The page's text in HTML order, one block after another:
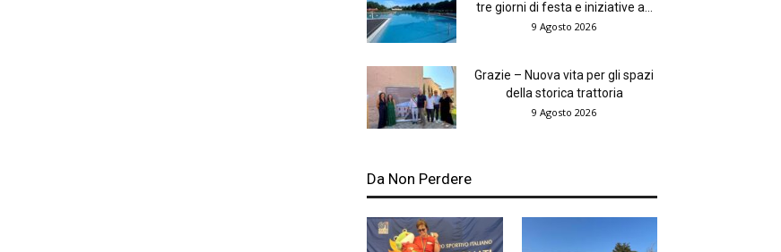
tre giorni di festa e iniziative a...
9 Agosto 2026
Grazie – Nuova vita per gli spazi
della storica trattoria
9 Agosto 2026
Da Non Perdere